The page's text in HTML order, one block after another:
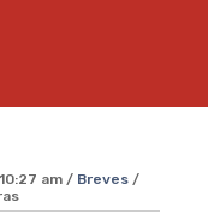
am / Breves /